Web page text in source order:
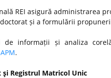
REI asigură administrarea
și a formulării
de informații și analiza
.
Registrul Matricol Unic